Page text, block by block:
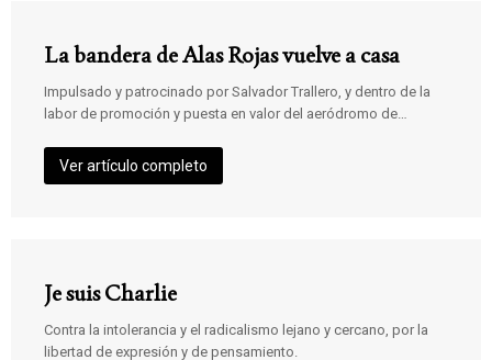
La bandera de Alas Rojas vuelve a casa
Impulsado y patrocinado por Salvador Trallero, y dentro de la
labor de promoción y puesta en valor del aeródromo de…
Ver artículo completo
Je suis Charlie
Contra la intolerancia y el radicalismo lejano y cercano, por la
libertad de expresión y de pensamiento.